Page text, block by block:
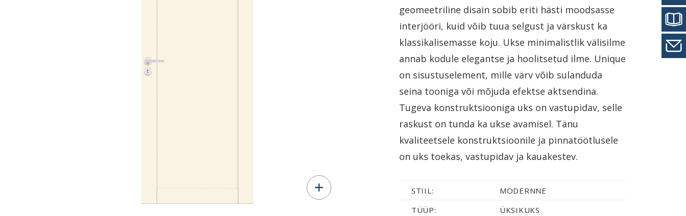
geomeetriline disain sobib eriti hästi moodsasse
interjööri, kuid võib tuua selgust ja värskust ka
klassikalisemasse koju. Ukse minimalistlik välisilme
annab kodule elegantse ja hoolitsetud ilme. Unique
on sisustuselement, mille värv võib sulanduda
seina tooniga või mõjuda efektse aktsendina.
Tugeva konstruktsiooniga uks on vastupidav, selle
raskust on tunda ka ukse avamisel. Tänu
kvaliteetsele konstruktsioonile ja pinnatöötlusele
on uks toekas, vastupidav ja kauakestev.
STIIL:
MODERNNE
TÜÜP:
ÜKSIKUKS